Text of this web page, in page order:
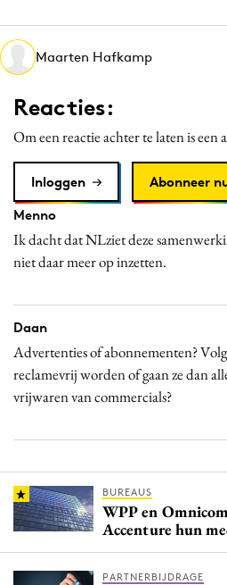
Merkstrategie
PR
Programmatic
Maarten Hafkamp
Reacties:
Om een reactie achter te laten is een
Inloggen
Abonneer
Menno
Ik dacht dat NLziet deze
niet daar meer op inzetten.
Daan
Advertenties of abonnementen?
reclamevrij worden of gaan ze dan
vrijwaren van commercials?
BUREAUS
WPP en
Accenture hun
PARTNERBIJDRAGE